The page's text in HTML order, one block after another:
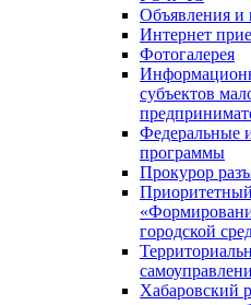
Объявления и
Интернет
Фотогалерея
субъектов
Федеральные
программы
Прокурор
городской
Хабаровский